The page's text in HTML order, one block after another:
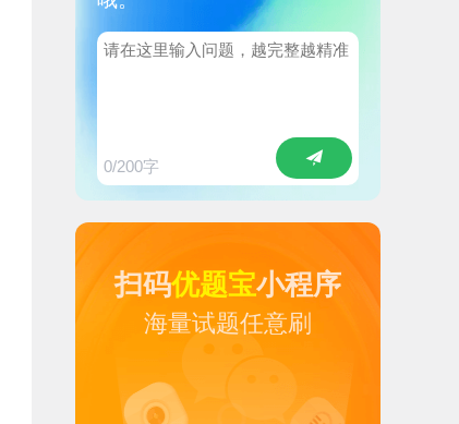
0/200字
扫码优题宝小程序
海量试题任意刷